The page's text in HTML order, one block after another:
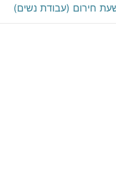
חירום (עבודת נשים)